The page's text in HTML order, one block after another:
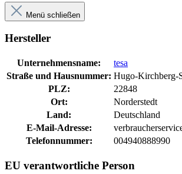
Menü schließen
Hersteller
Unternehmensname:
tesa
Straße und Hausnummer: Hugo-Kirchberg-
PLZ:
22848
Ort:
Norderstedt
Land:
Deutschland
E-Mail-Adresse:
Telefonnummer:
004940888990
EU verantwortliche Person